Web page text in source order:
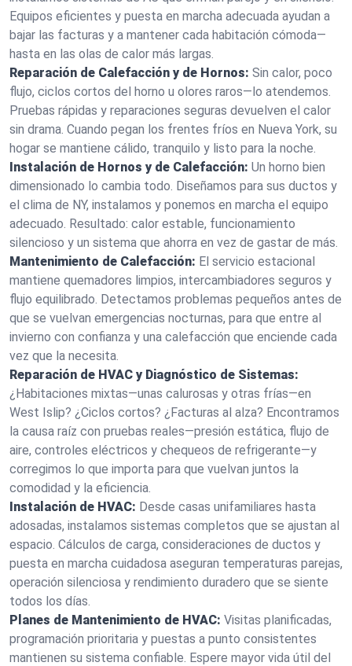
Equipos eficientes y puesta en marcha adecuada ayudan a
bajar las facturas y a mantener cada habitación cómoda—
hasta en las olas de calor más largas.
Reparación de Calefacción y de Hornos: Sin calor, poco
flujo, ciclos cortos del horno u olores raros—lo atendemos.
Pruebas rápidas y reparaciones seguras devuelven el calor
sin drama. Cuando pegan los frentes fríos en Nueva York, su
hogar se mantiene cálido, tranquilo y listo para la noche.
Instalación de Hornos y de Calefacción: Un horno bien
dimensionado lo cambia todo. Diseñamos para sus ductos y
el clima de NY, instalamos y ponemos en marcha el equipo
adecuado. Resultado: calor estable, funcionamiento
silencioso y un sistema que ahorra en vez de gastar de más.
Mantenimiento de Calefacción: El servicio estacional
mantiene quemadores limpios, intercambiadores seguros y
flujo equilibrado. Detectamos problemas pequeños antes de
que se vuelvan emergencias nocturnas, para que entre al
invierno con confianza y una calefacción que enciende cada
vez que la necesita.
Reparación de HVAC y Diagnóstico de Sistemas:
¿Habitaciones mixtas—unas calurosas y otras frías—en
West Islip? ¿Ciclos cortos? ¿Facturas al alza? Encontramos
la causa raíz con pruebas reales—presión estática, flujo de
aire, controles eléctricos y chequeos de refrigerante—y
corregimos lo que importa para que vuelvan juntos la
comodidad y la eficiencia.
Instalación de HVAC: Desde casas unifamiliares hasta
adosadas, instalamos sistemas completos que se ajustan al
espacio. Cálculos de carga, consideraciones de ductos y
puesta en marcha cuidadosa aseguran temperaturas parejas,
operación silenciosa y rendimiento duradero que se siente
todos los días.
Planes de Mantenimiento de HVAC: Visitas planificadas,
programación prioritaria y puestas a punto consistentes
mantienen su sistema confiable. Espere mayor vida útil del